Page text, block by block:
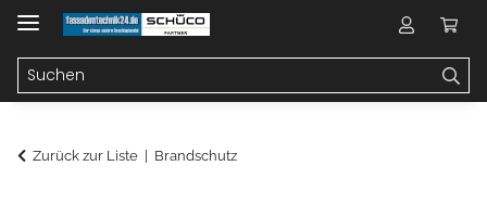
Zurück zur Liste Brandschutz